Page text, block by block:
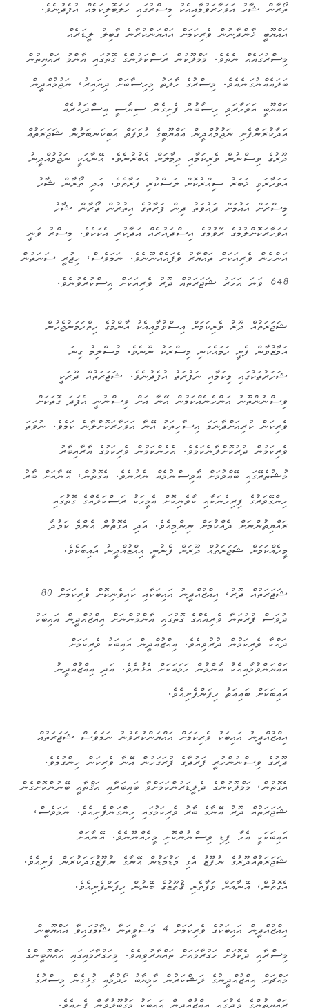
ތޯރާން ޝާހު އަވަހާރަވުމާއިއެކު މިސްރުގައި ހަލަބޮލިކަމެއް އުފެދުނެވެ.
އައްޔޫބީ ޚާންދާނުން ވެރިކަމަށް އައްޔަންކުރާނެ ގާބިލު ލީޑަރެއް
މިސްރުގައެއް ނެތެވެ. މަމްލޫކުން ރަސްކަލުންގެ ގޮތުގައި އާންމު ރައްޔިތުން
ބަލައެއްނުގަނެއެވެ. މިސްރުގެ ހާލަތު މިހިސާބަށް ދިޔައިރު، ނަޖުމުއްދީން
އައްޔޫބީ އަވަހާރަވި ހިސާބުން ފެށިގެން ސިޔާސީ އިސްދައުރެއް
އަދާކުރަންފެށި ނަޖުމުއްދީން އައްޔޫބީގެ ހުވަފަތް އަބިކަނބަލުން ޝަޖަރަތުއް
ދޫރުގެ ވިސްނުން ވެރިކަމާއި ދިމާލަށް އެބުރުނެވެ. އޭނާއަކީ ނަޖުމުއްދީނު
އަވަހާރަވި ޚަބަރު ސިއްރުކޮށް ލަސްކުރި ފަރާތެވެ. އަދި ތޯރާން ޝާހު
މިސްރަށް އައުމަށް ދައުވަތު ދިން ފަރާތުގެ އިތުރުން ތޯރާން ޝާހު
އަވަހާރަކޮށްލުމުގެ ރޭވުމުގެ އިސްދައުރެއް އަދާކުރި އެކަކެވެ. މިސްރު ވަނީ
އަންހެން ވެރިއަކަށް ތައްޔާރު ވެފައެއްނޫނެވެ. ނަމަވެސް، ހިޖުރީ ސަނަތުން
648 ވަނަ އަހަރު ޝަޖަރަތުއް ދޫރު ވެރިއަކަށް އިސްކުރެވުނެވެ.
ޝަޖަރަތުއް ދޫރު ވެރިކަމަށް އިސްވުމާއިއެކު އާންމުގެ ހިތްހަމަނުޖެހުން
އަމާޒުވާން ފެށީ ހަމައެކަނި މިސްރަކު ނޫނެވެ. މުސްލިމު ގިނަ
ޝަހަރުތަކުގައި މިކަމާއި ނަފުރަތު އުފެދުނެވެ. ޝަޖަރަތުއް ދޫރަކީ
ވިސްނުންތޫނު އަންހެނެއްކަމުން އޭނާ އަށް ވިސްނުނީ އެފަދަ ގޮތަކަށް
ވެރިކަން ކުރިއަށްދާނަމަ އިސާހިތަކު އޭނާ އަވަހާރަކޮށްލާނެ ކަމެވެ. ނުވަތަ
ވެރިކަމުން ދުރުކޮށްލާނެކަމެވެ. އެހެންކަމުން ވެރިކަމުގެ އާރާއިބާރު
މުޝުތެރޭގައި ބޭއްވުމަށް އާވިސްނުމެއް ނެރުނެވެ. އެގޮތުން، އޭނާއަށް ބާރު
ހިންގޭވަރުގެ ފިރިހެނަކާއި ކާވެނިކޮށް އެމީހަކު ރަސްކަލެއްގެ ގޮތުގައި
ރައްޔިތުންނަށް ދެއްކުމަށް ނިންމިއެވެ. އަދި އެގޮތުން އެންމެ ކަމުދާ
މީހެއްކަމަށް ޝަޖަރަތުއް ދޫރަށް ފެނުނީ އިއްޒުއްދީނު އައިބަކެވެ.
ޝަޖަރަތުއް ދޫރު، އިއްޒުއްދީނު އައިބަކާއި ކައިވެނިކޮށް ވެރިކަމަށް 80
ދުވަސް ފުރުތަނާ ވެރިއެއްގެ ގޮތުގައި އާންމުންނަށް އިއްޒުއްދީން އައިބަކު
ދައްކާ ވެރިކަމުން ދުރުވިއެވެ. އިއްޒުއްދީން އައިބަކު ވެރިކަމަށް
އައްޔަންވުމާއިއެކު އާންމުން ހަމައަކަށް އެޅުނެވެ. އަދި އިއްޒުއްދީނު
އައިބަކަށް ބައިއަތު ހިފަންފެށިއެވެ.
އިއްޒުއްދީނު އައިބަކު ވެރިކަމަށް އައްޔަންކުރެވުނު ނަމަވެސް ޝަޖަރަތުއް
ދޫރުގެ ވިސްނުންހުރީ ފަރުދާގެ ފުރަގަހުން އޭނާ ވެރިކަން ހިންގުމެވެ.
އެގޮތުން، މަމްލޫކުންގެ ދެލީޑަރުންކަމަށްވާ ބައިބަރާއި އަޤްތާއީ ބޭނުންކޮށްގެން
ޝަޖަރަތުއް ދޫރު އޭނާގެ ބާރު ވެރިކަމުގައި ހިންގަންފެށިއެވެ. ނަމަވެސް،
އައިބަކަކީ އެހާ ފިޑި ވިސްނުންކޮށި މީހެއްނޫނެވެ. އޭނާއަށް
ޝަޖަރަތުއްދޫރުގެ ނުފޫޒު އެގި މަޑުމަޑުން އޭނާގެ ނުފޫޒުގަދަކުރަން ފެށިއެވެ.
އެގޮތުން، އޭނާއަށް ވަފާތެރި ޤުތޫޒުގެ ބޭނުން ހިފަންފެށިއެވެ.
އިއްޒުއްދީން އައިބަކުގެ ވެރިކަަމަށް 4 މަސްވީތަނާ ޝާމުގައިވާ އައްޔޫބީން
މިސްރާއި ދެކޮޅަށް ހަގުރާމައަށް ތައްޔާރުވިއެވެ. މިހަގުރާމައިގައި އައްޔޫބީންގެ
މައްޗަށް އިއްޒުއްދީނުގެ ލަޝްކަރުން ކާމިޔާބު ހޯދުމާއި ގުޅިގެން މިސްރުގެ